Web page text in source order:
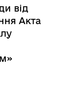
від
Акта